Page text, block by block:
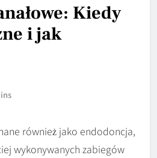
Kiedy
i jak
również jako endodoncja,
wykonywanych zabiegów